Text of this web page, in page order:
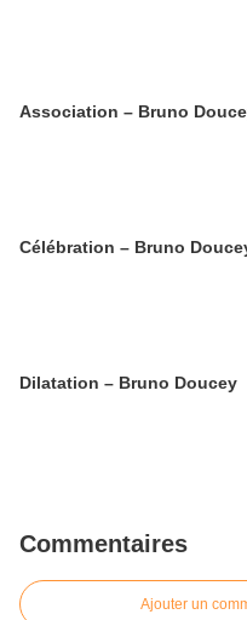
Association – Bruno
Célébration – Bruno
Dilatation – Bruno Doucey
Commentaires
Ajouter un